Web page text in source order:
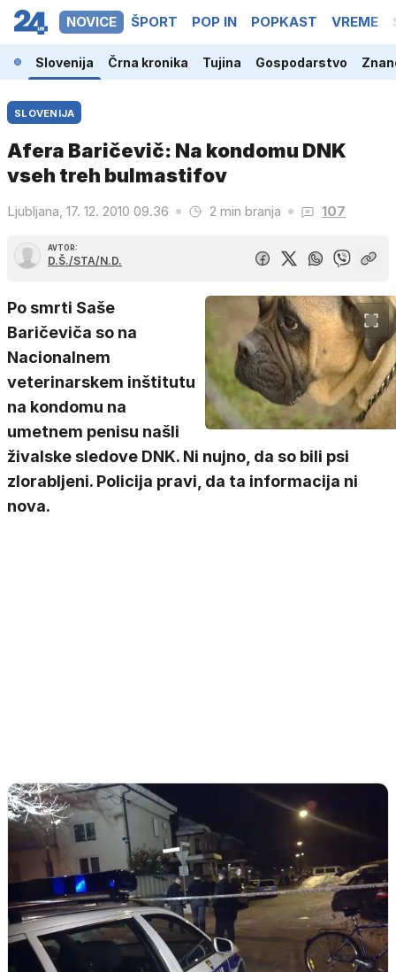
NOVICE ŠPORT POP IN POPKAST VREME
Slovenija Črna kronika Tujina Gospodarstvo
SLOVENIJA
Afera Baričevič: Na kondomu DNK
vseh treh bulmastifov
Ljubljana, 17. 12. 2010 09.36 2 min branja 107
AVTOR:
D.Š./STA/N.D.
Po smrti Saše
Baričeviča so na
Nacionalnem
veterinarskem inštitutu
na kondomu na
umetnem penisu našli
živalske sledove DNK. Ni nujno, da so bili psi
zlorabljeni. Policija pravi, da ta informacija ni
nova.